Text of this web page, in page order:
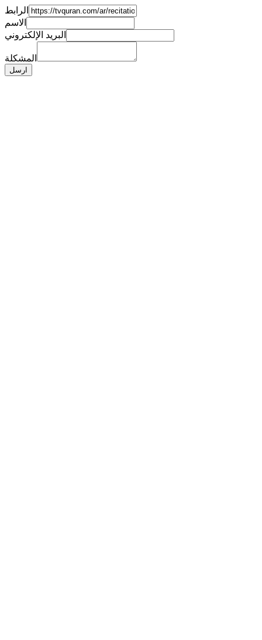
الرابط
الاسم
البريد الإلكتروني
المشكلة
ارسل